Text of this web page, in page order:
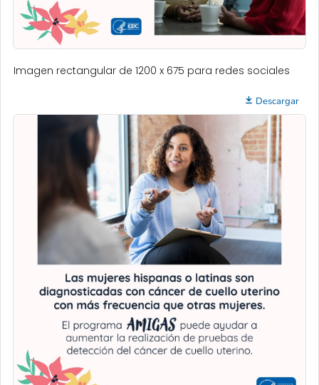
Imagen rectangular de 1200 x 675 para redes sociales
Descargar